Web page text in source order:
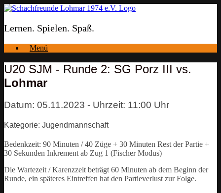
Zum
springen
Lernen. Spielen. Spaß.
Menü
U20 SJM - Runde 2: SG Porz III vs.
Lohmar
Datum: 05.11.2023 - Uhrzeit: 11:00 Uhr
Kategorie: Jugendmannschaft
Bedenkzeit: 90 Minuten / 40 Züge + 30 Minuten Rest der Partie +
30 Sekunden Inkrement ab Zug 1 (Fischer Modus)
Die Wartezeit / Karenzzeit beträgt 60 Minuten ab dem Beginn der
Runde, ein späteres Eintreffen hat den Partieverlust zur Folge.